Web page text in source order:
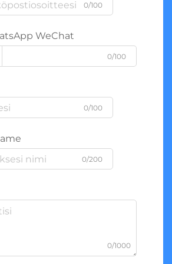
0/100
WeChat
0/100
0/100
0/200
0/1000